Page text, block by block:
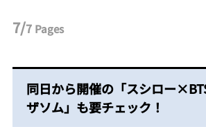
7/7 Pages
同日から開催の「スシロー
ザソム」も要チェック！